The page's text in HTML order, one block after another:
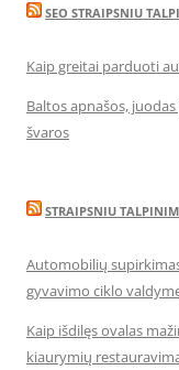
SEO STRAIPSNIU
Kaip greitai parduoti
Baltos apnašos,
švaros
STRAIPSNIU
Automobilių
gyvavimo ciklo
Kaip išdilęs ovalas
kiaurymių